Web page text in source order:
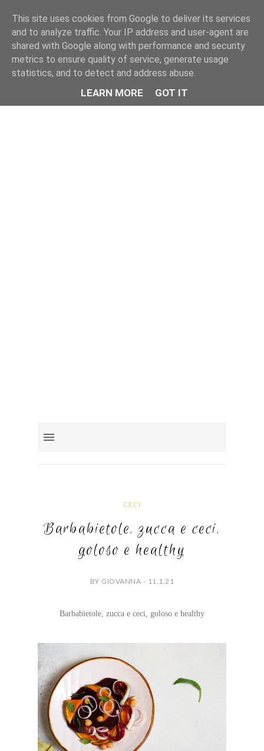
CECI
Barbabietole, zucca e ceci,
goloso e healthy
BY GIOVANNA - 11.1.21
Barbabietole, zucca e ceci, goloso e healthy
This site uses cookies from Google to deliver its services
and to analyze traffic. Your IP address and user-agent are
shared with Google along with performance and security
metrics to ensure quality of service, generate usage
statistics, and to detect and address abuse.
LEARN MORE GOT IT